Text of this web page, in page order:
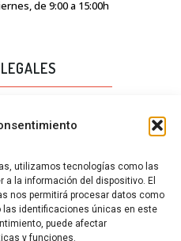
utilizamos tecnologías como las
la información del dispositivo. El
nos permitirá procesar datos como
las identificaciones únicas en este
puede afectar
y funciones.
de 9:00 a 15:00h
CALIDAD
COOKIES